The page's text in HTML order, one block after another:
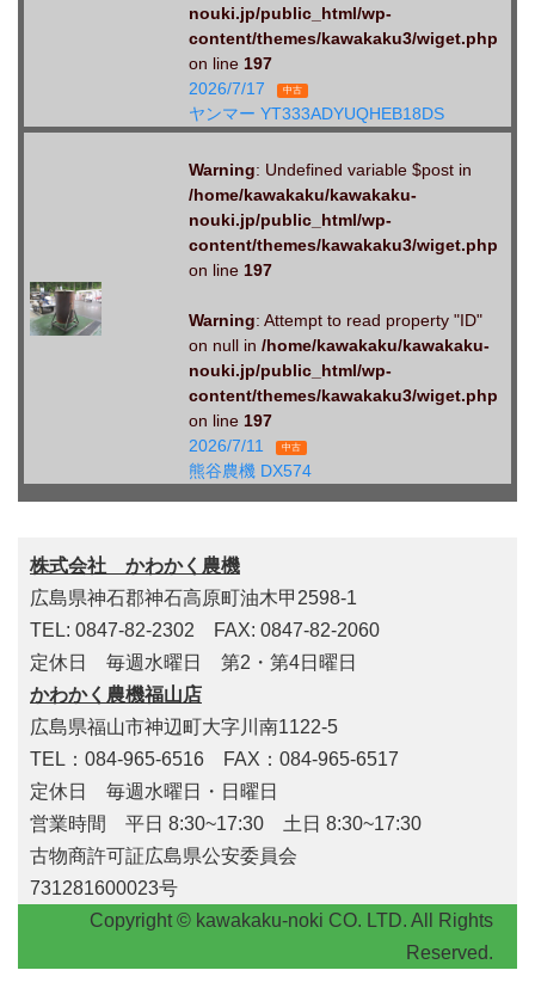
nouki.jp/public_html/wp-
content/themes/kawakaku3/wiget.php
on line 197
2026/7/17
中古
ヤンマー YT333ADYUQHEB18DS
Warning: Undefined variable $post in
/home/kawakaku/kawakaku-
nouki.jp/public_html/wp-
content/themes/kawakaku3/wiget.php
on line 197
Warning: Attempt to read property "ID"
on null in /home/kawakaku/kawakaku-
nouki.jp/public_html/wp-
content/themes/kawakaku3/wiget.php
on line 197
2026/7/11
中古
熊谷農機 DX574
株式会社 かわかく農機
広島県神石郡神石高原町油木甲2598-1
TEL: 0847-82-2302 FAX: 0847-82-2060
定休日 毎週水曜日 第2・第4日曜日
かわかく農機福山店
広島県福山市神辺町大字川南1122-5
TEL：084-965-6516 FAX：084-965-6517
定休日 毎週水曜日・日曜日
営業時間 平日 8:30~17:30 土日 8:30~17:30
古物商許可証広島県公安委員会
731281600023号
Copyright © kawakaku-noki CO. LTD. All Rights
Reserved.